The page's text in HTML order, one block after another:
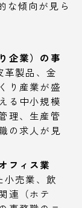
な傾向が見ら
企業）の事
革製品、金
り産業が盛
る中小規模
理、生産管
の求人が見
フィス業
小売業、飲
連（ホテ